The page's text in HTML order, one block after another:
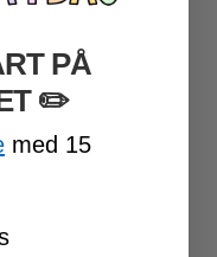
PÅ
​ ✏️
med 15